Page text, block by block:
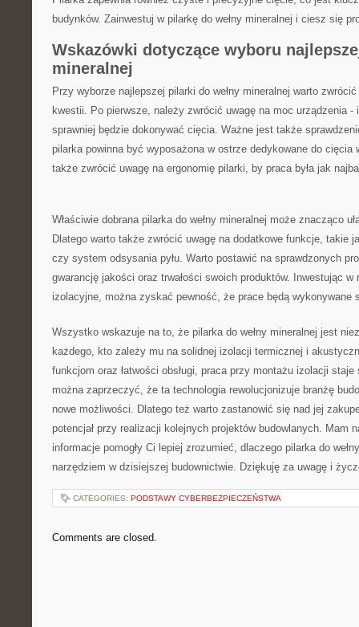
budynków. Zainwestuj‌ w pilarkę do⁣ wełny⁤ mineralnej i ciesz ​się
Wskazówki dotyczące wyboru
mineralnej
Przy wyborze najlepszej pilarki do‍ wełny mineralnej warto
kwestii. Po ‌pierwsze, należy zwrócić⁤ uwagę​ na moc urządzenia
sprawniej będzie dokonywać ⁤cięcia. ⁢Ważne‌ jest także
pilarka powinna być⁤ wyposażona w ostrze ‌dedykowane do cięcia
także zwrócić uwagę na ergonomię pilarki, by praca była jak⁣
Właściwie dobrana pilarka do wełny mineralnej może znacząco
‌Dlatego warto także zwrócić uwagę na dodatkowe funkcje, takie​
czy system odsysania‌ pyłu. Warto postawić na sprawdzonych
gwarancję ​jakości oraz trwałości⁢ swoich ‌produktów. Inwestując​ w
izolacyjne, można zyskać pewność, że⁤ prace będą wykonywane
Wszystko‍ wskazuje na to, że pilarka ‍do wełny ‌mineralnej jest​
każdego, ⁤kto zależy⁢ mu na solidnej ‍izolacji termicznej ​i
funkcjom oraz ‍łatwości obsługi, praca przy montażu izolacji‍
⁢można zaprzeczyć, że ta technologia ⁤rewolucjonizuje‌ branżę
nowe możliwości. Dlatego ⁢też warto ​zastanowić się nad jej
potencjał przy realizacji kolejnych projektów ​budowlanych. Mam
informacje pomogły Ci‍ lepiej zrozumieć, dlaczego pilarka ‌do
narzędziem w dzisiejszej ⁢budownictwie.‌ Dziękuję za uwagę ​i
CATEGORIES: PODSTAWY CYBERBEZPIECZEŃSTWA
Comments are closed.